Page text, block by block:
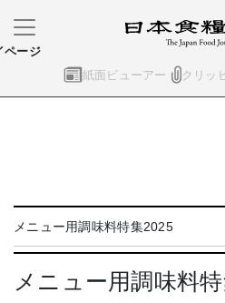
紙面ビューアー クリッ
ページ
メニュー用調味料特集2025
メニュー用調味料